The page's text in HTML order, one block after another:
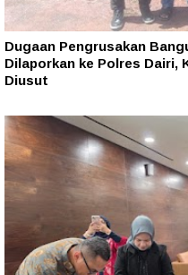
Dugaan Pengrusakan
Dilaporkan ke Polres Dairi,
Diusut